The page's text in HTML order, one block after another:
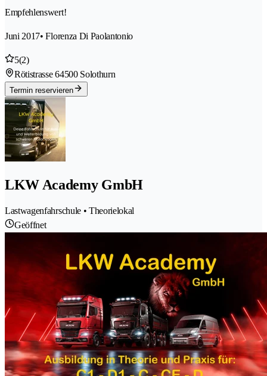
Empfehlenswert!
Juni 2017• Florenza Di Paolantonio
5(2)
Rötistrasse 64500 Solothurn
Termin reservieren
LKW Academy GmbH
Lastwagenfahrschule • Theorielokal
Geöffnet